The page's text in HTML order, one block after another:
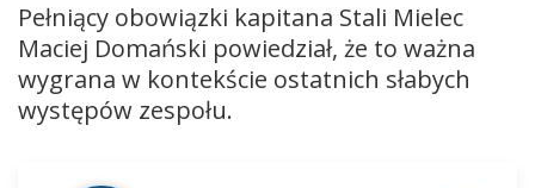
Pełniący obowiązki kapitana Stali Mielec
Maciej Domański powiedział, że to ważna
wygrana w kontekście ostatnich słabych
występów zespołu.